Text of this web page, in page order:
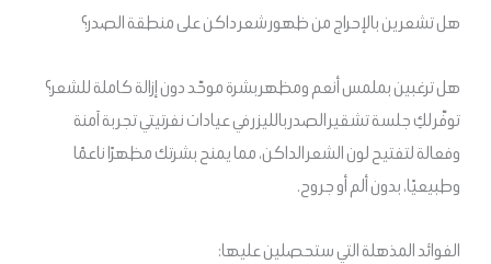
هل تشعرين بالإحراج من ظهور شعر داكن على منطقة الصدر؟
هل ترغبين بملمس أنعم ومظهر بشرة موحّد دون إزالة كاملة للشعر؟
توفّر لكِ جلسة تشقير الصدر بالليزر في عيادات نفرتيتي تجربة آمنة
وفعالة لتفتيح لون الشعر الداكن، مما يمنح بشرتك مظهرًا ناعمًا
وطبيعيًا، بدون ألم أو جروح.
الفوائد المذهلة التي ستحصلين عليها: